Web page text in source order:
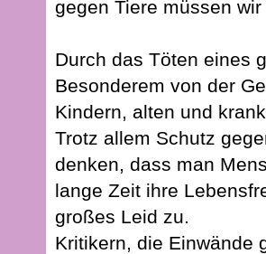
gegen Tiere müssen
Durch das Töten eines
Besonderem von der
Kindern, alten und
Trotz allem Schutz
denken, dass man
lange Zeit ihre
großes Leid zu.
Kritikern, die Einwände